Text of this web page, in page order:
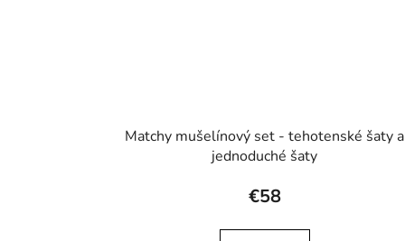
Matchy mušelínový set - tehotenské šaty a
jednoduché šaty
€58